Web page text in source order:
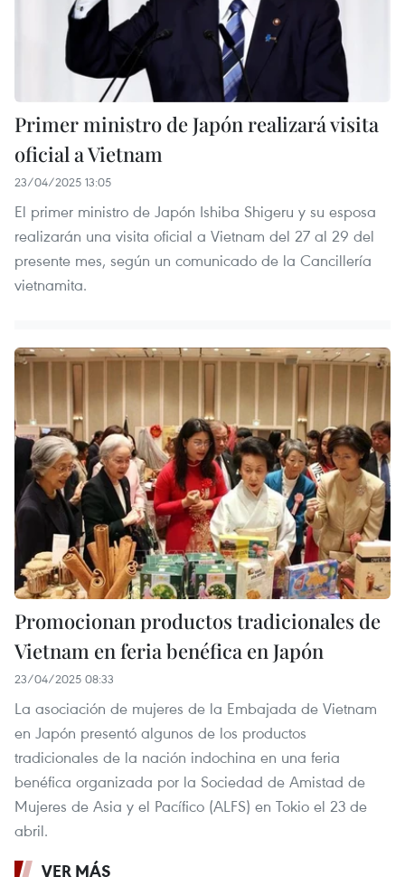
Primer ministro de Japón realizará visita
oficial a Vietnam
23/04/2025 13:05
El primer ministro de Japón Ishiba Shigeru y su esposa
realizarán una visita oficial a Vietnam del 27 al 29 del
presente mes, según un comunicado de la Cancillería
vietnamita.
Promocionan productos tradicionales de
Vietnam en feria benéfica en Japón
23/04/2025 08:33
La asociación de mujeres de la Embajada de Vietnam
en Japón presentó algunos de los productos
tradicionales de la nación indochina en una feria
benéfica organizada por la Sociedad de Amistad de
Mujeres de Asia y el Pacífico (ALFS) en Tokio el 23 de
abril.
VER MÁS